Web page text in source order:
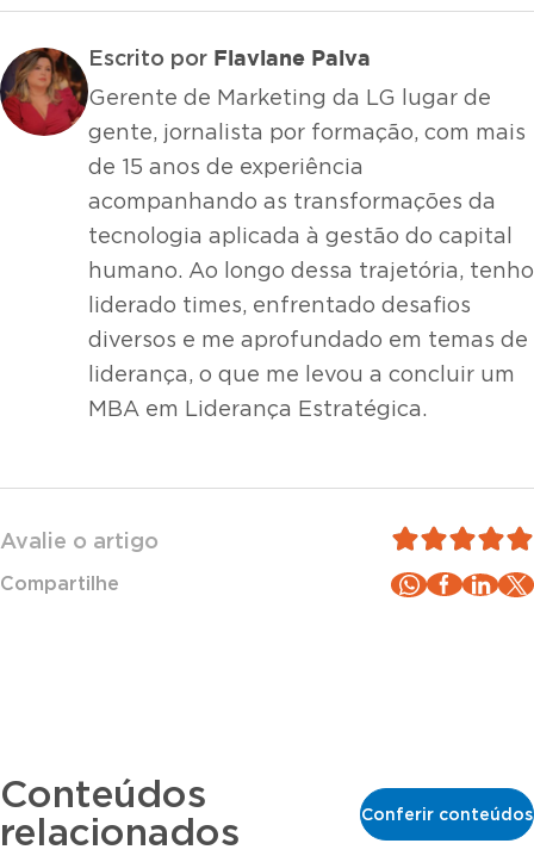
Escrito por Flaviane Paiva
Gerente de Marketing da LG lugar de
gente, jornalista por formação, com mais
de 15 anos de experiência
acompanhando as transformações da
tecnologia aplicada à gestão do capital
humano. Ao longo dessa trajetória, tenho
liderado times, enfrentado desafios
diversos e me aprofundado em temas de
liderança, o que me levou a concluir um
MBA em Liderança Estratégica.
Avalie o artigo
Compartilhe
Conteúdos
relacionados
Conferir conteúdos